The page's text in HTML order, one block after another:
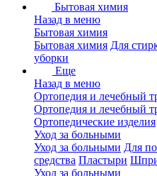
Бытовая химия
Назад в меню
Бытовая химия
Бытовая химия Для
уборки
Еще
Назад в меню
Ортопедия и лечебный
Ортопедия и лечебный
Ортопедические изделия
Уход за больными
Уход за больными Для
средства Пластыри
Уход за больными